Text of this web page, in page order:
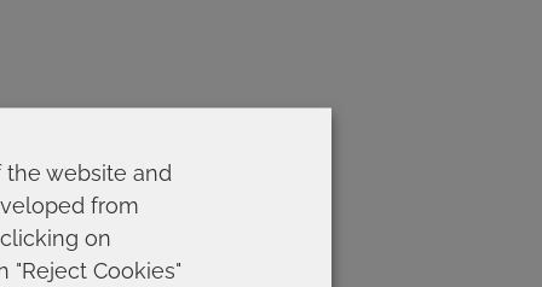
website and
from
on
"Reject Cookies"